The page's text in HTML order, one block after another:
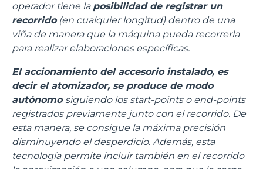
operador tiene la posibilidad de registrar un
recorrido(en cualquier longitud) dentro de una
viña de manera que la máquina pueda recorrerla
para realizar elaboraciones específicas.
El accionamiento del accesorio instalado, es
decir el atomizador, se produce de modo
autónomo siguiendo los start-points o end-points
registrados previamente junto con el recorrido. De
esta manera, se consigue la máxima precisión
disminuyendo el desperdicio. Además, esta
tecnología permite incluir también en el recorrido